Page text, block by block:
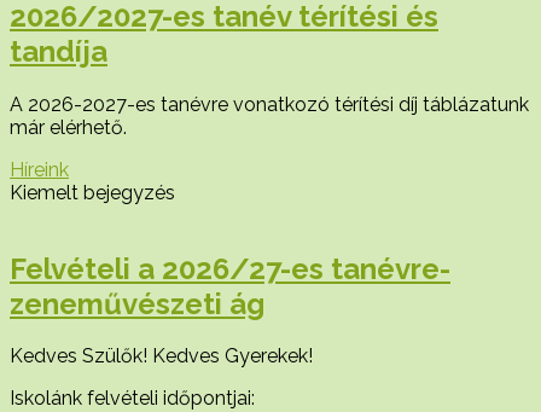
2026/2027-es tanév térítési és
tandíja
A 2026-2027-es tanévre vonatkozó térítési díj táblázatunk
már elérhető.
Híreink
Kiemelt bejegyzés
Felvételi a 2026/27-es tanévre-
zeneművészeti ág
Kedves Szülők! Kedves Gyerekek!
Iskolánk felvételi időpontjai: